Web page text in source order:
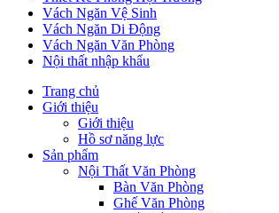
Vách Ngăn Vệ Sinh
Vách Ngăn Di Động
Vách Ngăn Văn Phòng
Nội thất nhập khẩu
Trang chủ
Giới thiệu
Giới thiệu
Hồ sơ năng lực
Sản phẩm
Nội Thất Văn Phòng
Bàn Văn Phòng
Ghế Văn Phòng